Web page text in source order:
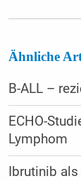
Ähnliche
B-ALL –
ECHO-
Lymphom
Ibrutinib